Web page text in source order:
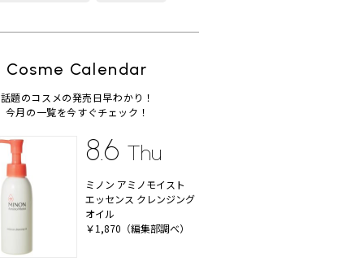
Cosme Calendar
話題のコスメの発売日早わかり！
今月の一覧を今すぐチェック！
8.6 Thu
ミノン アミノモイスト
エッセンス クレンジング
オイル
￥1,870（編集部調べ）